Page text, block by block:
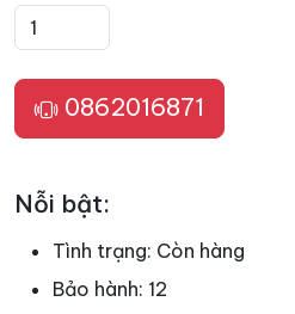
0862016871
Nỗi bật:
Tình trạng: Còn hàng
Bảo hành: 12